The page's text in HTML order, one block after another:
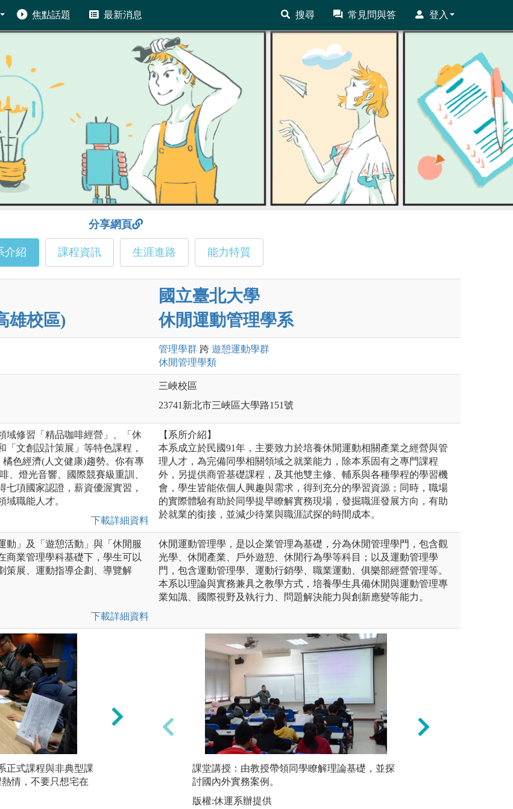
焦點話題 最新消息 搜尋 常見問與答 登入
分享網頁
介紹 課程資訊 生涯進路 能力特質
雄校區)
國立臺北大學
休閒運動管理學系
管理學群 跨 遊憩運動學群
休閒管理學類
三峽校區
23741新北市三峽區大學路151號
域修習「精品咖啡經營」、「休
「文創設計策展」等特色課程，
色經濟(人文健康)趨勢。你有專
、燈光音響、國際競賽級重訓、
項國家認證，薪資優渥實習，
域職能人才。
下載詳細資料
【系所介紹】
本系成立於民國91年，主要致力於培養休閒運動相關產業之經營與管
理人才，為完備同學相關領域之就業能力，除本系固有之專門課程
外，另提供商管基礎課程，及其他雙主修、輔系與各種學程的學習機
會，學生皆能依個人興趣與需求，得到充分的學習資源；同時，職場
的實際體驗有助於同學提早瞭解實務現場，發掘職涯發展方向，有助
於就業的銜接，並減少待業與職涯試探的時間成本。
動」及「遊憩活動」與「休閒服
商業管理學科基礎下，學生可以
策展、運動指導企劃、導覽解
下載詳細資料
休閒運動管理學，是以企業管理為基礎，分為休閒管理學門，包含觀
光學、休閒產業、戶外遊憩、休閒行為學等科目；以及運動管理學
門，包含運動管理學、運動行銷學、職業運動、俱樂部經營管理等。
本系以理論與實務兼具之教學方式，培養學生具備休閒與運動管理專
業知識、國際視野及執行力、問題解決能力與創新應變等能力。
正式課程與非典型課
情，不要只想宅在
願意站在巨人的肩膀上: 大量閱讀還是很重要的，
專家們已經替你整理好重點、也提點你該避免的
前車之鑑，閱讀是學習精闢觀點的最簡易方法。
課堂講授：由教授帶領同學瞭解理論基礎，並探
討國內外實務案例。
版權:休運系辦提供